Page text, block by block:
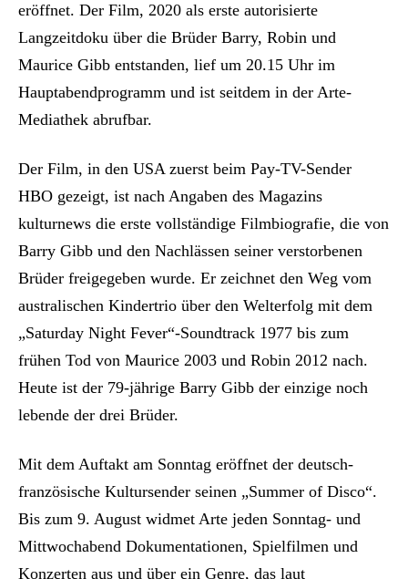
eröffnet. Der Film, 2020 als erste autorisierte
Langzeitdoku über die Brüder Barry, Robin und
Maurice Gibb entstanden, lief um 20.15 Uhr im
Hauptabendprogramm und ist seitdem in der Arte-
Mediathek abrufbar.
Der Film, in den USA zuerst beim Pay-TV-Sender
HBO gezeigt, ist nach Angaben des Magazins
kulturnews die erste vollständige Filmbiografie, die von
Barry Gibb und den Nachlässen seiner verstorbenen
Brüder freigegeben wurde. Er zeichnet den Weg vom
australischen Kindertrio über den Welterfolg mit dem
„Saturday Night Fever“-Soundtrack 1977 bis zum
frühen Tod von Maurice 2003 und Robin 2012 nach.
Heute ist der 79-jährige Barry Gibb der einzige noch
lebende der drei Brüder.
Mit dem Auftakt am Sonntag eröffnet der deutsch-
französische Kultursender seinen „Summer of Disco“.
Bis zum 9. August widmet Arte jeden Sonntag- und
Mittwochabend Dokumentationen, Spielfilmen und
Konzerten aus und über ein Genre, das laut